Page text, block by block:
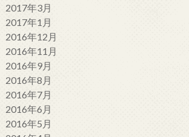
2017年3月
2017年1月
2016年12月
2016年11月
2016年9月
2016年8月
2016年7月
2016年6月
2016年5月